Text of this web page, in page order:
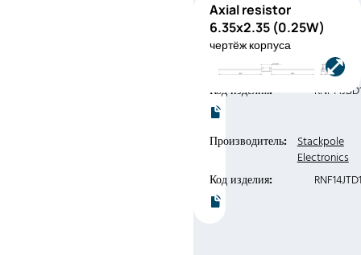
RNF14
(0.25W)
Производитель:
Electronics
Код изделия:
Производитель:
Stackpole
Electronics
Код изделия:
Axial resistor
6.35x2.35 (0.25W)
чертёж корпуса